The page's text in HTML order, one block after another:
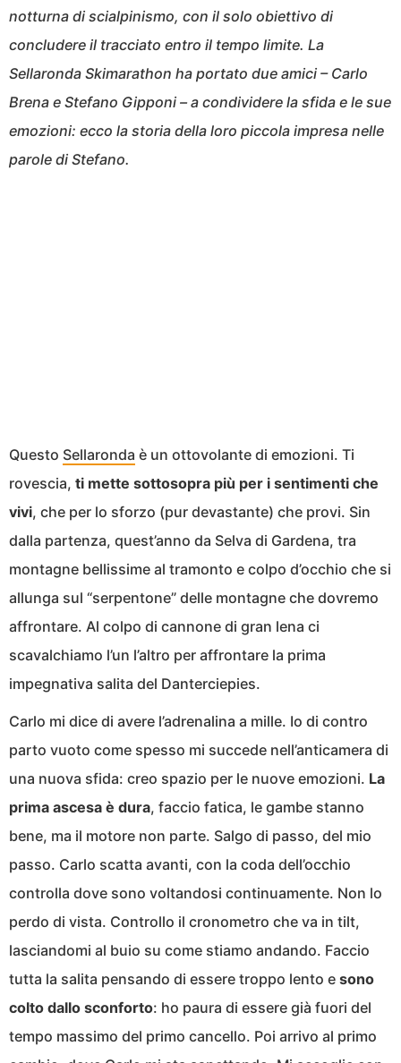
notturna di scialpinismo, con il solo obiettivo di
concludere il tracciato entro il tempo limite. La
Sellaronda Skimarathon ha portato due amici – Carlo
Brena e Stefano Gipponi – a condividere la sfida e le sue
emozioni: ecco la storia della loro piccola impresa nelle
parole di Stefano.
Questo Sellaronda è un ottovolante di emozioni. Ti
rovescia, ti mette sottosopra più per i sentimenti che
vivi, che per lo sforzo (pur devastante) che provi. Sin
dalla partenza, quest’anno da Selva di Gardena, tra
montagne bellissime al tramonto e colpo d’occhio che si
allunga sul “serpentone” delle montagne che dovremo
affrontare. Al colpo di cannone di gran lena ci
scavalchiamo l’un l’altro per affrontare la prima
impegnativa salita del Danterciepies.
Carlo mi dice di avere l’adrenalina a mille. Io di contro
parto vuoto come spesso mi succede nell’anticamera di
una nuova sfida: creo spazio per le nuove emozioni. La
prima ascesa è dura, faccio fatica, le gambe stanno
bene, ma il motore non parte. Salgo di passo, del mio
passo. Carlo scatta avanti, con la coda dell’occhio
controlla dove sono voltandosi continuamente. Non lo
perdo di vista. Controllo il cronometro che va in tilt,
lasciandomi al buio su come stiamo andando. Faccio
tutta la salita pensando di essere troppo lento e sono
colto dallo sconforto: ho paura di essere già fuori del
tempo massimo del primo cancello. Poi arrivo al primo